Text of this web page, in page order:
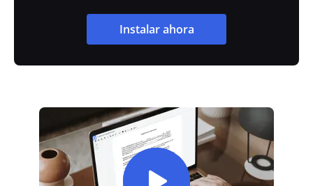
Instalar ahora